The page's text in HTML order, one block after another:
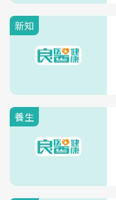
新知
養生